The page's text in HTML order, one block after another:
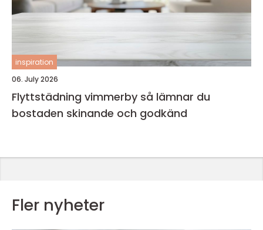
inspiration
06. July 2026
Flyttstädning vimmerby så lämnar du
bostaden skinande och godkänd
Fler nyheter